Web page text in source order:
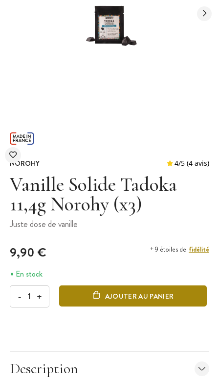
NOROHY
Vanille Solide Tadoka
11,4g Norohy (x3)
Juste dose de vanille
9,90 € + 9 étoiles de fidélité
En stock
- + AJOUTER AU PANIER
Description